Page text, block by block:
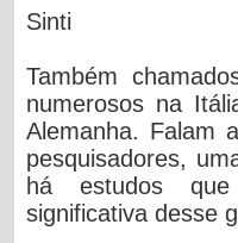
Sinti
Também
numerosos na
Alemanha. Falam
pesquisadores,
há estudos
significativa desse